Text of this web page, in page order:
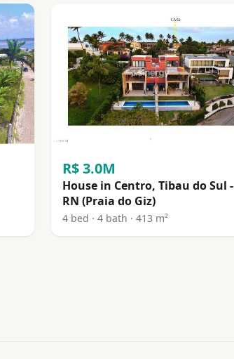
R$ 3.0M
House in Centro, Tibau do Sul -
RN (Praia do Giz)
4 bed · 4 bath · 413 m²